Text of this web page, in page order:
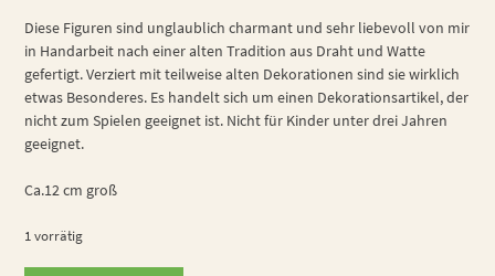
Diese Figuren sind unglaublich charmant und sehr liebevoll von mir
in Handarbeit nach einer alten Tradition aus Draht und Watte
gefertigt. Verziert mit teilweise alten Dekorationen sind sie wirklich
etwas Besonderes. Es handelt sich um einen Dekorationsartikel, der
nicht zum Spielen geeignet ist. Nicht für Kinder unter drei Jahren
geeignet.
Ca.12 cm groß
1 vorrätig